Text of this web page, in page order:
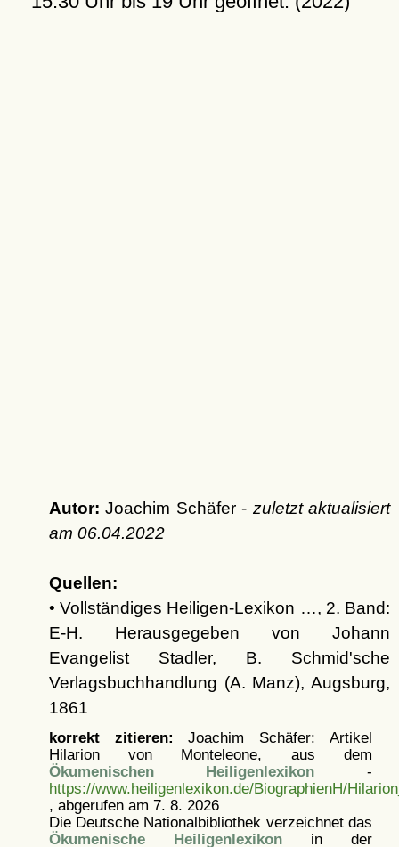
Autor: Joachim Schäfer - zuletzt aktualisiert
am 06.04.2022
Quellen:
• Vollständiges Heiligen-Lexikon …, 2. Band:
E-H. Herausgegeben von Johann
Evangelist Stadler, B. Schmid'sche
Verlagsbuchhandlung (A. Manz), Augsburg,
1861
korrekt zitieren: Joachim Schäfer: Artikel
Hilarion von Monteleone, aus dem
Ökumenischen Heiligenlexikon -
https://www.heiligenlexikon.de/BiographienH/
, abgerufen am 7. 8. 2026
Die Deutsche Nationalbibliothek verzeichnet das
Ökumenische Heiligenlexikonin der